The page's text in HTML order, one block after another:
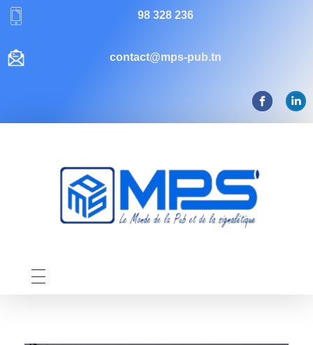
98 328 236
contact@mps-pub.tn